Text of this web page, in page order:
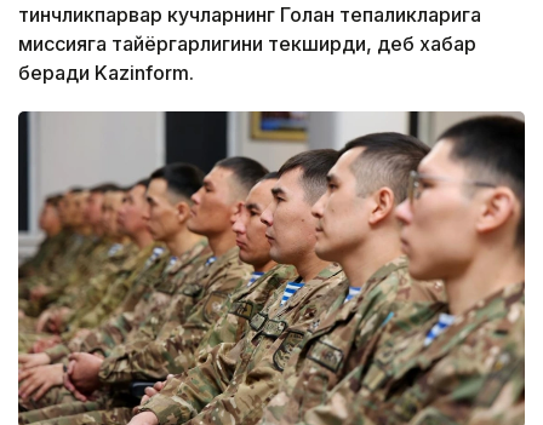
тинчликпарвар кучларнинг Голан тепаликларига
миссияга тайёргарлигини текширди, деб хабар
беради Kazinform.